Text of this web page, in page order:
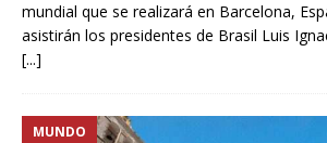
mundial que se realizará en Barcelona,
asistirán los presidentes de Brasil Luis
[...]
MUNDO